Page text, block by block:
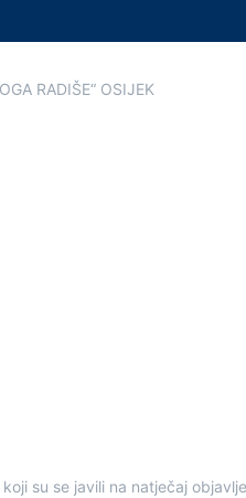
RADIŠE“ OSIJEK
su se javili na natječaj